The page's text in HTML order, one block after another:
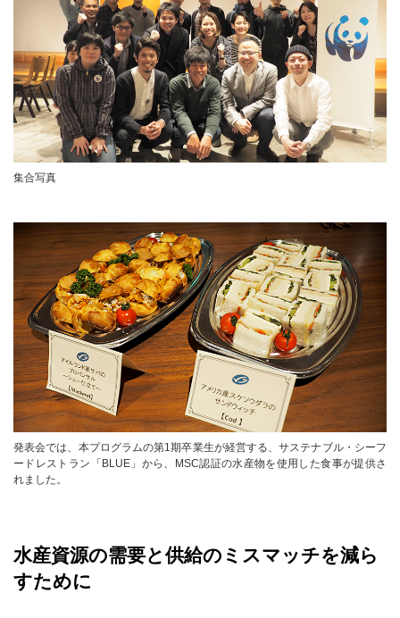
集合写真
発表会では、本プログラムの第1期卒業生が経営する、サステナブル・シーフ
ードレストラン「BLUE」から、MSC認証の水産物を使用した食事が提供さ
れました。
水産資源の需要と供給のミスマッチを減ら
すために